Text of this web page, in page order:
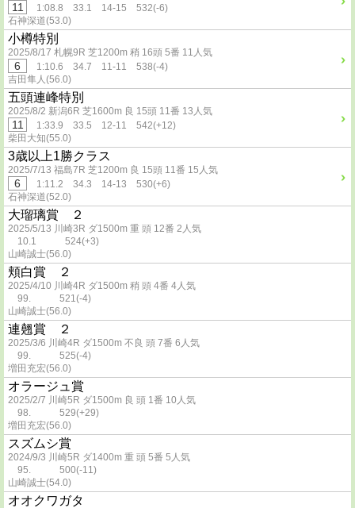
11
1:08.8 33.1 14-15 532(-6)
石神深道(53.0)
小樽特別
2025/8/17 札幌9R 芝1200m 稍 16頭 5番 11人気
6
1:10.6 34.7 11-11 538(-4)
吉田隼人(56.0)
五頭連峰特別
2025/8/2 新潟6R 芝1600m 良 15頭 11番 13人気
11
1:33.9 33.5 12-11 542(+12)
柴田大知(55.0)
3歳以上1勝クラス
2025/7/13 福島7R 芝1200m 良 15頭 11番 15人気
6
1:11.2 34.3 14-13 530(+6)
石神深道(52.0)
大瑠璃賞 ２
2025/5/13 川崎3R ダ1500m 重 頭 12番 2人気
10.1 524(+3)
山崎誠士(56.0)
頬白賞 ２
2025/4/10 川崎4R ダ1500m 稍 頭 4番 4人気
99. 521(-4)
山崎誠士(56.0)
連翹賞 ２
2025/3/6 川崎4R ダ1500m 不良 頭 7番 6人気
99. 525(-4)
増田充宏(56.0)
オラージュ賞
2025/2/7 川崎5R ダ1500m 良 頭 1番 10人気
98. 529(+29)
増田充宏(56.0)
スズムシ賞
2024/9/3 川崎5R ダ1400m 重 頭 5番 5人気
95. 500(-11)
山崎誠士(54.0)
オオクワガタ